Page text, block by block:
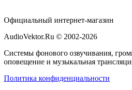
Официальный интернет-магазин
AudioVektor.Ru © 2002-2026
Системы фонового озвучивания,
оповещение и музыкальная
Политика конфиденциальности